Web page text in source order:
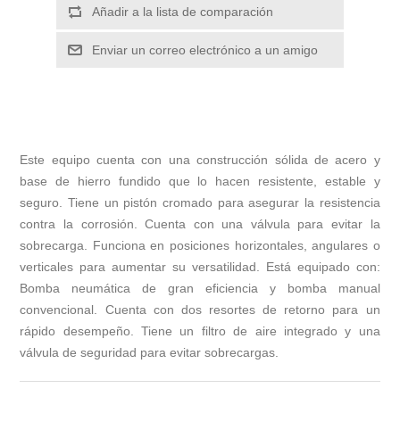
Añadir a la lista de comparación
Enviar un correo electrónico a un amigo
Este equipo cuenta con una construcción sólida de acero y
base de hierro fundido que lo hacen resistente, estable y
seguro. Tiene un pistón cromado para asegurar la resistencia
contra la corrosión. Cuenta con una válvula para evitar la
sobrecarga. Funciona en posiciones horizontales, angulares o
verticales para aumentar su versatilidad. Está equipado con:
Bomba neumática de gran eficiencia y bomba manual
convencional. Cuenta con dos resortes de retorno para un
rápido desempeño. Tiene un filtro de aire integrado y una
válvula de seguridad para evitar sobrecargas.